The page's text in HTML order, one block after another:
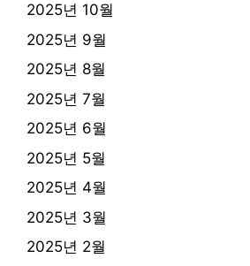
2025년 10월
2025년 9월
2025년 8월
2025년 7월
2025년 6월
2025년 5월
2025년 4월
2025년 3월
2025년 2월